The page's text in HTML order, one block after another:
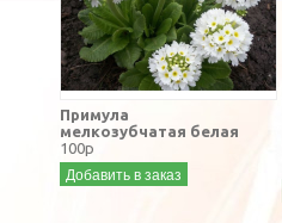
Примула
мелкозубчатая белая
100р
Добавить в заказ